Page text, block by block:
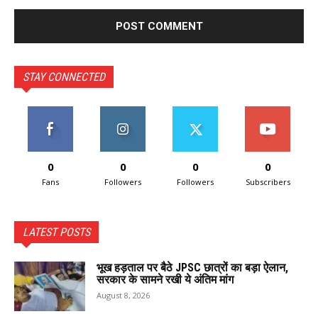
STAY CONNECTED
0
Fans
0
Followers
0
Followers
0
Subscribers
LATEST POSTS
भूख हड़ताल पर बैठे JPSC छात्रों का बड़ा ऐलान,
सरकार के सामने रखी ये अंतिम मांग
August 8, 2026